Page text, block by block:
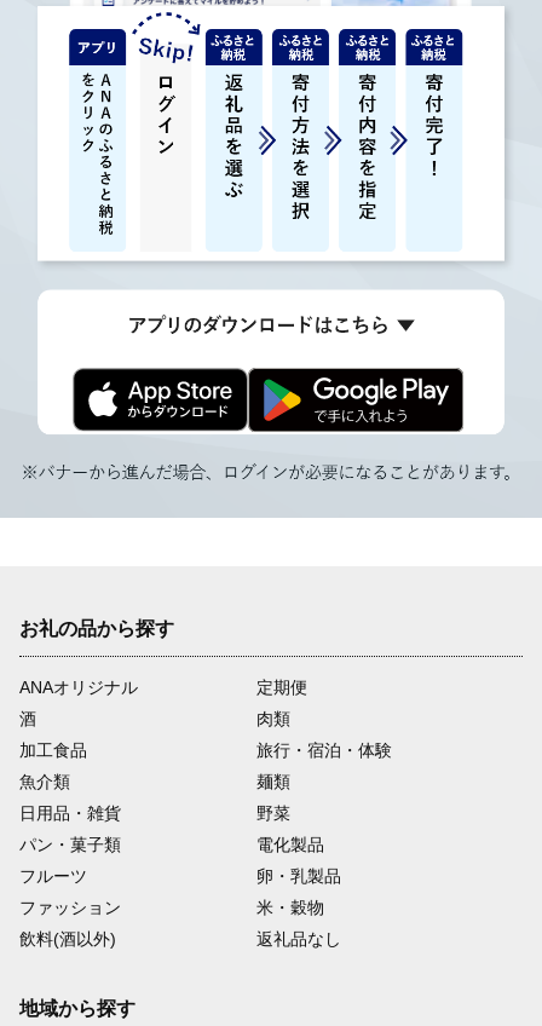
お礼の品から探す
ANAオリジナル
定期便
酒
肉類
加工食品
旅行・宿泊・体験
魚介類
麺類
日用品・雑貨
野菜
パン・菓子類
電化製品
フルーツ
卵・乳製品
ファッション
米・穀物
飲料(酒以外)
返礼品なし
地域から探す